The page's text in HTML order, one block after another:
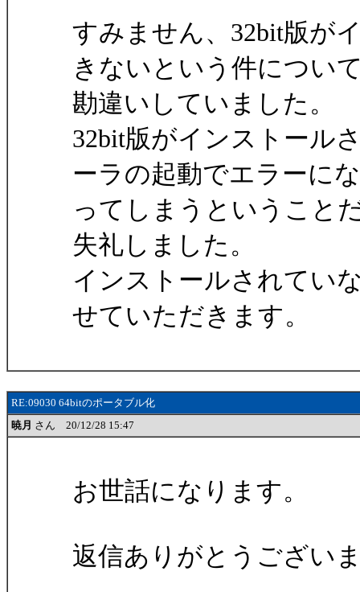
すみません、32bit版が
きないという件につい
勘違いしていました。
32bit版がインストール
ーラの起動でエラーにな
ってしまうということ
失礼しました。
インストールされてい
せていただきます。
RE:09030 64bitのポータブル化
暁月 さん 20/12/28 15:47
お世話になります。
返信ありがとうござい